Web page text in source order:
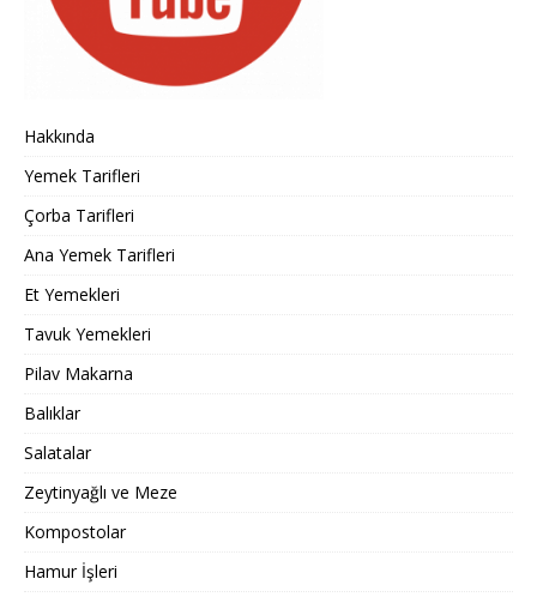
Hakkında
Yemek Tarifleri
Çorba Tarifleri
Ana Yemek Tarifleri
Et Yemekleri
Tavuk Yemekleri
Pilav Makarna
Balıklar
Salatalar
Zeytinyağlı ve Meze
Kompostolar
Hamur İşleri